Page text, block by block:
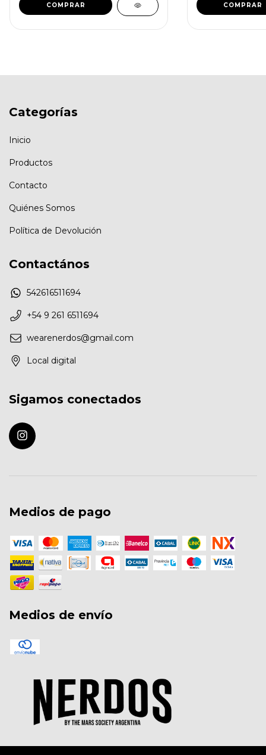
COMPRAR COMPRAR
Categorías
Inicio
Productos
Contacto
Quiénes Somos
Política de Devolución
Contactános
542616511694
+54 9 261 6511694
wearenerdos@gmail.com
Local digital
Sigamos conectados
Medios de pago
Medios de envío